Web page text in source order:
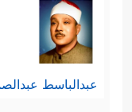
عبدالباسط